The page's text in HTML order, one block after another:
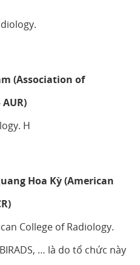
(Association of
H
Hoa Kỳ (American
College of Radiology.
… là do tổ chức này